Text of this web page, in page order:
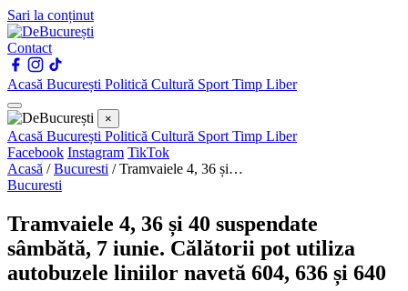
Sari la conținut
Contact
Acasă București Politică Cultură Sport Timp Liber
×
Acasă București Politică Cultură Sport Timp Liber
Facebook Instagram TikTok
Acasă /Bucuresti /Tramvaiele 4, 36 și…
Bucuresti
Tramvaiele 4, 36 și 40 suspendate
sâmbătă, 7 iunie. Călătorii pot utiliza
autobuzele liniilor navetă 604, 636 și 640